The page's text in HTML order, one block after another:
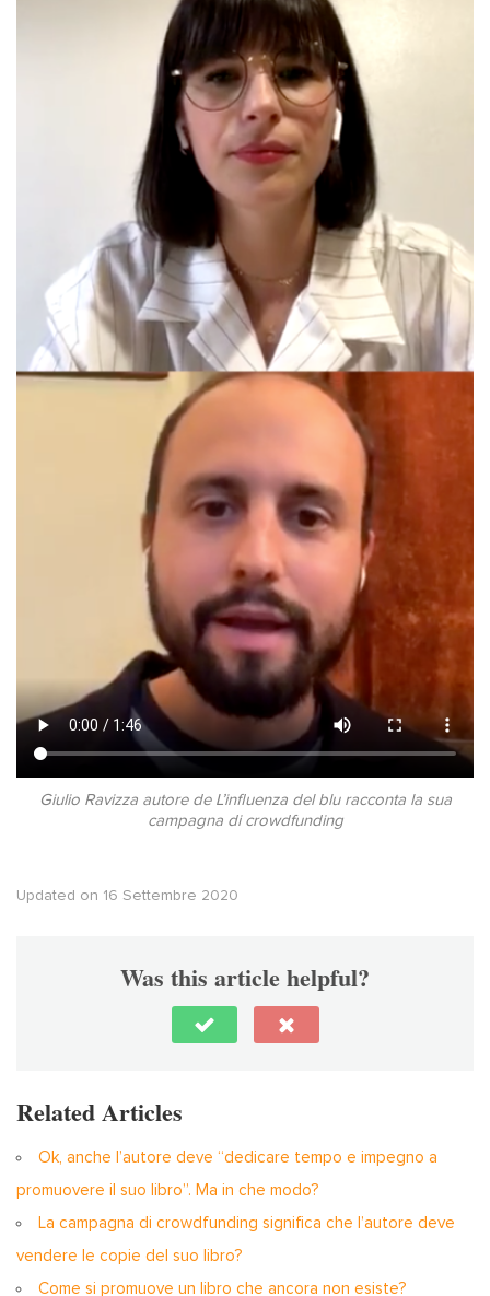
Giulio Ravizza autore de L’influenza del blu racconta la sua
campagna di crowdfunding
Updated on 16 Settembre 2020
Was this article helpful?
Related Articles
Ok, anche l’autore deve “dedicare tempo e impegno a
promuovere il suo libro”. Ma in che modo?
La campagna di crowdfunding significa che l’autore deve
vendere le copie del suo libro?
Come si promuove un libro che ancora non esiste?